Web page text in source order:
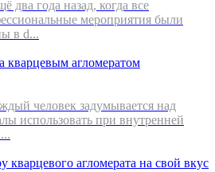
года назад, когда все
мероприятия были
в d...
кварцевым агломератом
человек задумывается над
использовать при внутренней
кварцевого агломерата на свой вкус